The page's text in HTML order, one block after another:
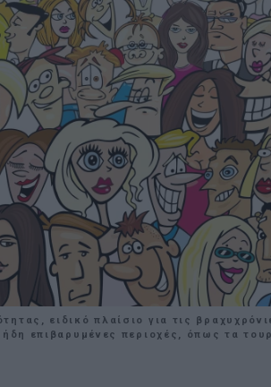
ειδικό πλαίσιο για τις
επιβαρυμένες περιοχές, όπως τα